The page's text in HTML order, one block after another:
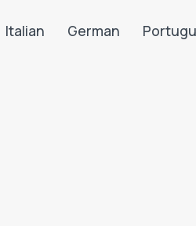
Italian German